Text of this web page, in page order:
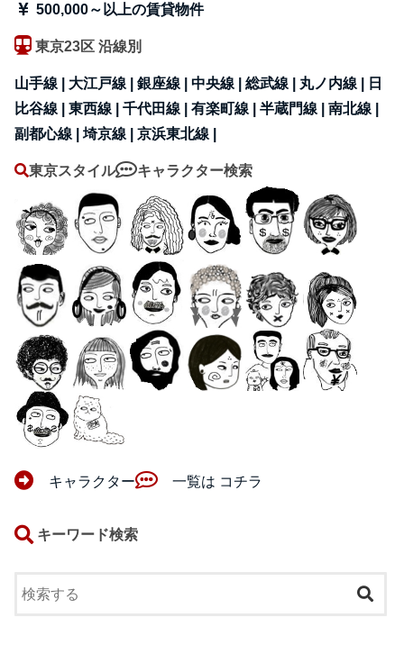
500,000～以上の賃貸物件
東京23区 沿線別
山手線 | 大江戸線 |銀座線 |中央線 |総武線 | 丸ノ内線 |
日
比谷線 |東西線 |千代田線 |有楽町線 |半蔵門線 |南北線 |
副都心線 |埼京線 |京浜東北線 |
東京スタイル キャラクター検索
キャラクター 一覧は コチラ
キーワード検索